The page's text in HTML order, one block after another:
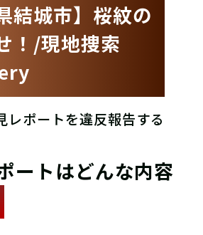
結城市】桜紋の
！/現地捜索
レポートを違反報告する
ートはどんな内容